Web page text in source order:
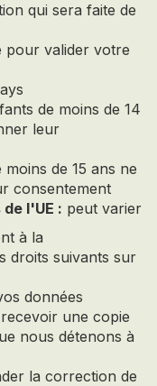
qui sera faite de
pour valider votre
de moins de 14
leur
de 15 ans ne
consentement
l'UE : peut varier
à la
droits suivants sur
données
une copie
nous détenons à
la correction de